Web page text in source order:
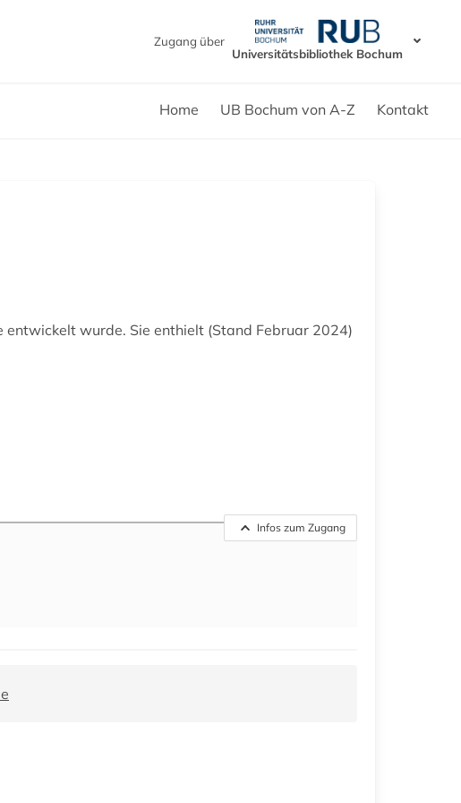
Zugang über
Universitätsbibliothek Bochum
Home UB Bochum von A-Z Kontakt
wurde. Sie enthielt (Stand Februar 2024)
Infos zum Zugang